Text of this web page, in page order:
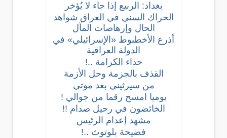
بغداد: الربيع إذا جاء لا يُؤخر
الحراك السني في العراق شواهد
الحال وإرهاصات المآل
أذرع الأخطبوط «الإسرائيلي» في
الدولة العراقية
حذاء الكرامة ..!
القذف بالجزمة وحل الأزمة
من سيرثيني بعد موتي
يوميا امسح رقما من جوالي !
الخائضون في رحيل صدام !!
مشهد إعدام الرئيس
فضيحة بلوتوث ..!